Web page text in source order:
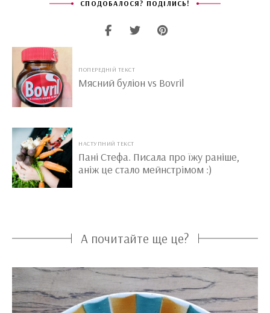
СПОДОБАЛОСЯ? ПОДІЛИСЬ!
ПОПЕРЕДНІЙ ТЕКСТ
Мясний буліон vs Bovril
НАСТУПНИЙ ТЕКСТ
Пані Стефа. Писала про їжу раніше,
аніж це стало мейнстрімом :)
А почитайте ще це?